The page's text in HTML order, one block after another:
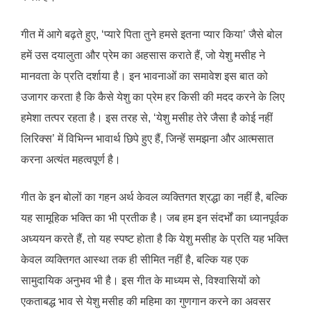
गीत में आगे बढ़ते हुए, ‘प्यारे पिता तुने हमसे इतना प्यार किया’ जैसे बोल
हमें उस दयालुता और प्रेम का अहसास कराते हैं, जो येशु मसीह ने
मानवता के प्रति दर्शाया है। इन भावनाओं का समावेश इस बात को
उजागर करता है कि कैसे येशु का प्रेम हर किसी की मदद करने के लिए
हमेशा तत्पर रहता है। इस तरह से, ‘येशु मसीह तेरे जैसा है कोई नहीं
लिरिक्स’ में विभिन्न भावार्थ छिपे हुए हैं, जिन्हें समझना और आत्मसात
करना अत्यंत महत्वपूर्ण है।
गीत के इन बोलों का गहन अर्थ केवल व्यक्तिगत श्रद्धा का नहीं है, बल्कि
यह सामूहिक भक्ति का भी प्रतीक है। जब हम इन संदर्भों का ध्यानपूर्वक
अध्ययन करते हैं, तो यह स्पष्ट होता है कि येशु मसीह के प्रति यह भक्ति
केवल व्यक्तिगत आस्था तक ही सीमित नहीं है, बल्कि यह एक
सामुदायिक अनुभव भी है। इस गीत के माध्यम से, विश्वासियों को
एकताबद्ध भाव से येशु मसीह की महिमा का गुणगान करने का अवसर